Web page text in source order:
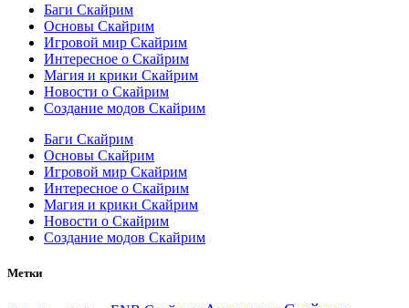
Баги Скайрим
Основы Скайрим
Игровой мир Скайрим
Интересное о Скайрим
Магия и крики Скайрим
Новости о Скайрим
Создание модов Скайрим
Баги Скайрим
Основы Скайрим
Игровой мир Скайрим
Интересное о Скайрим
Магия и крики Скайрим
Новости о Скайрим
Создание модов Скайрим
Метки